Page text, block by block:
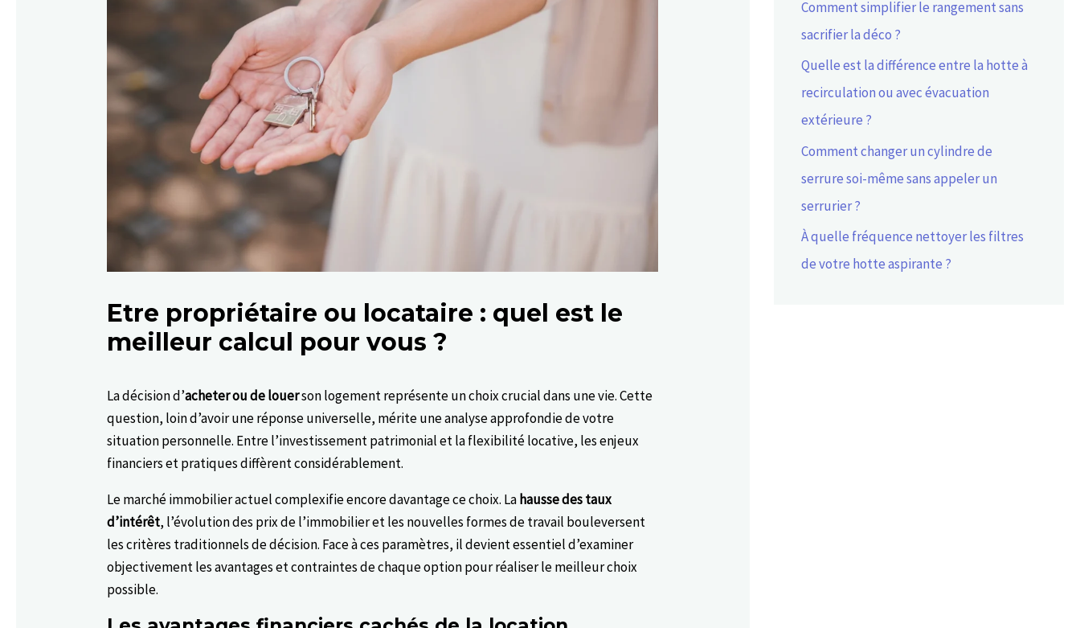
Etre propriétaire ou locataire : quel est le
meilleur calcul pour vous ?
La décision d’acheter ou de louerson logement représente un choix crucial dans une vie. Cette
question, loin d’avoir une réponse universelle, mérite une analyse approfondie de votre
situation personnelle. Entre l’investissement patrimonial et la flexibilité locative, les enjeux
financiers et pratiques diffèrent considérablement.
Le marché immobilier actuel complexifie encore davantage ce choix. Lahausse des taux
d’intérêt, l’évolution des prix de l’immobilier et les nouvelles formes de travail bouleversent
les critères traditionnels de décision. Face à ces paramètres, il devient essentiel d’examiner
objectivement les avantages et contraintes de chaque option pour réaliser le meilleur choix
possible.
Comment simplifier le rangement sans
sacrifier la déco ?
Quelle est la différence entre la hotte à
recirculation ou avec évacuation
extérieure ?
Comment changer un cylindre de
serrure soi-même sans appeler un
serrurier ?
À quelle fréquence nettoyer les filtres
de votre hotte aspirante ?